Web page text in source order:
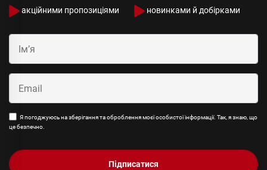
акційними пропозиціями новинками й добірками
Я погоджуюсь на зберігання та оброблення моєї особистої інформації. Так, я знаю, що
це безпечно.
Підписатися